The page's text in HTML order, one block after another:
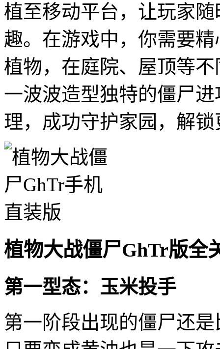
植至移动平台，让玩家
趣。在游戏中，你需要
植物，在庭院、屋顶等
一波波造型独特的僵尸
理，成功守护家园，解
植物大战僵尸GhTr版全
第一型态：玉米投手
第一阶段出现的僵尸还